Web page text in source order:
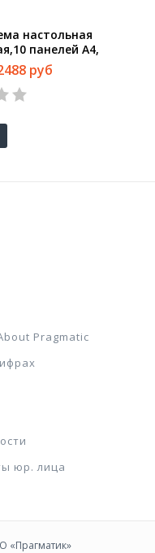
настольная
панелей А4,
руб
Pragmatic
юр. лица
«Прагматик»